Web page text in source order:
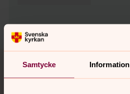
Samtycke Information
Tillbaka till toppen
Tillbaka till innehållet